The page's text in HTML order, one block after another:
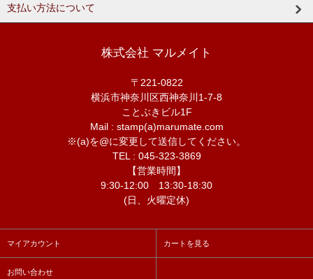
支払い方法について
株式会社 マルメイト
〒221-0822
横浜市神奈川区西神奈川1-7-8
ことぶきビル1F
Mail : stamp(a)marumate.com
※(a)を@に変更して送信してください。
TEL : 045-323-3869
【営業時間】
9:30-12:00 13:30-18:30
(日、火曜定休)
マイアカウント カートを見る
お問い合わせ